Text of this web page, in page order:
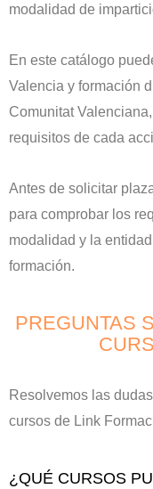
modalidad de
En este catálogo
Valencia y formación
Comunitat
requisitos de cada
Antes de solicitar
para comprobar los
modalidad y la
formación.
PREGUNTAS
Resolvemos las
cursos de Link
¿QUÉ CURSOS